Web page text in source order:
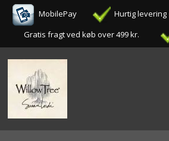
MobilePay
Hurtig levering
Gratis fragt ved køb over 499 kr.